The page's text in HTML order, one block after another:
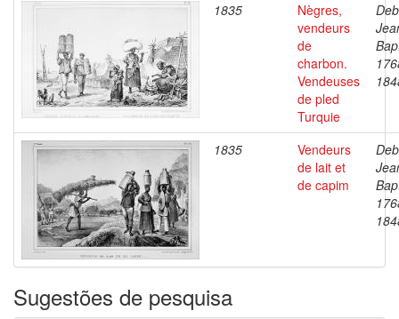
1835
Nègres,
vendeurs
de
charbon.
Vendeuses
de pled
Turquie
1835
Vendeurs
de lait et
de capim
Sugestões de pesquisa